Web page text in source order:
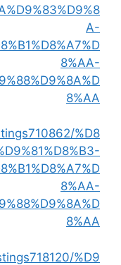
A-
8%AA-
8%AA
%D8
8%AA-
8%AA
%D9